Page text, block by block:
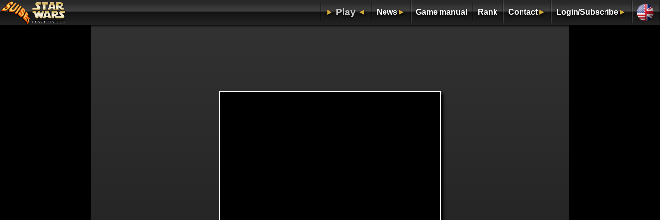
►Play◄ News► Game manual Rank Contact► Login/Subscribe►